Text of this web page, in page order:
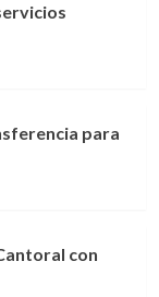
para
con